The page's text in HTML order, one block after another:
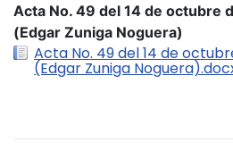
Acta No. 49 del 14 de octubre
(Edgar Zuniga Noguera)
Acta No. 49 del 14 de
(Edgar Zuniga